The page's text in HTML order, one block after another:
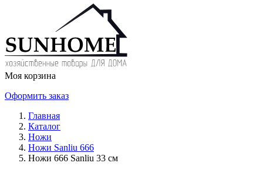
Моя корзина
Оформить заказ
Главная
Каталог
Ножи
Ножи Sanliu 666
Ножи 666 Sаnliu 33 см